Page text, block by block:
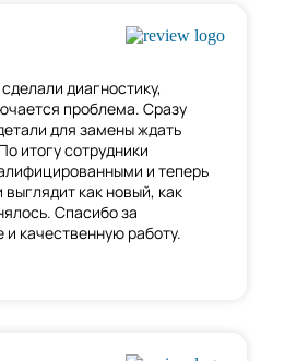
диагностику,
проблема. Сразу
для замены ждать
итогу сотрудники
и теперь
выглядит как новый, как
Спасибо за
и качественную работу.